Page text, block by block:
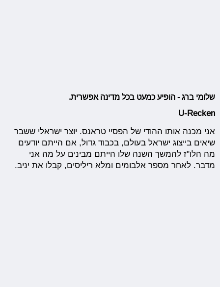
שלומי ברג - הופיע כמעט בכל מדינה אפשרית.
U-Recken
אני מכנה אותו ההודי של הפסיי טראנס. יוצר ישראלי ששבר
שיאים בייצוג ישראל בעולם, בכבוד גדול, אם הייתם יודעים
מה הלו"ז להמשך השנה שלו הייתם מבינים על מה אני
מדבר. לאחר מספר אלבומים ומלא ריליסים, קבלו את יניב.